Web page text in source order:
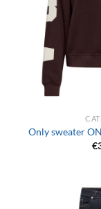
Only sweater
€